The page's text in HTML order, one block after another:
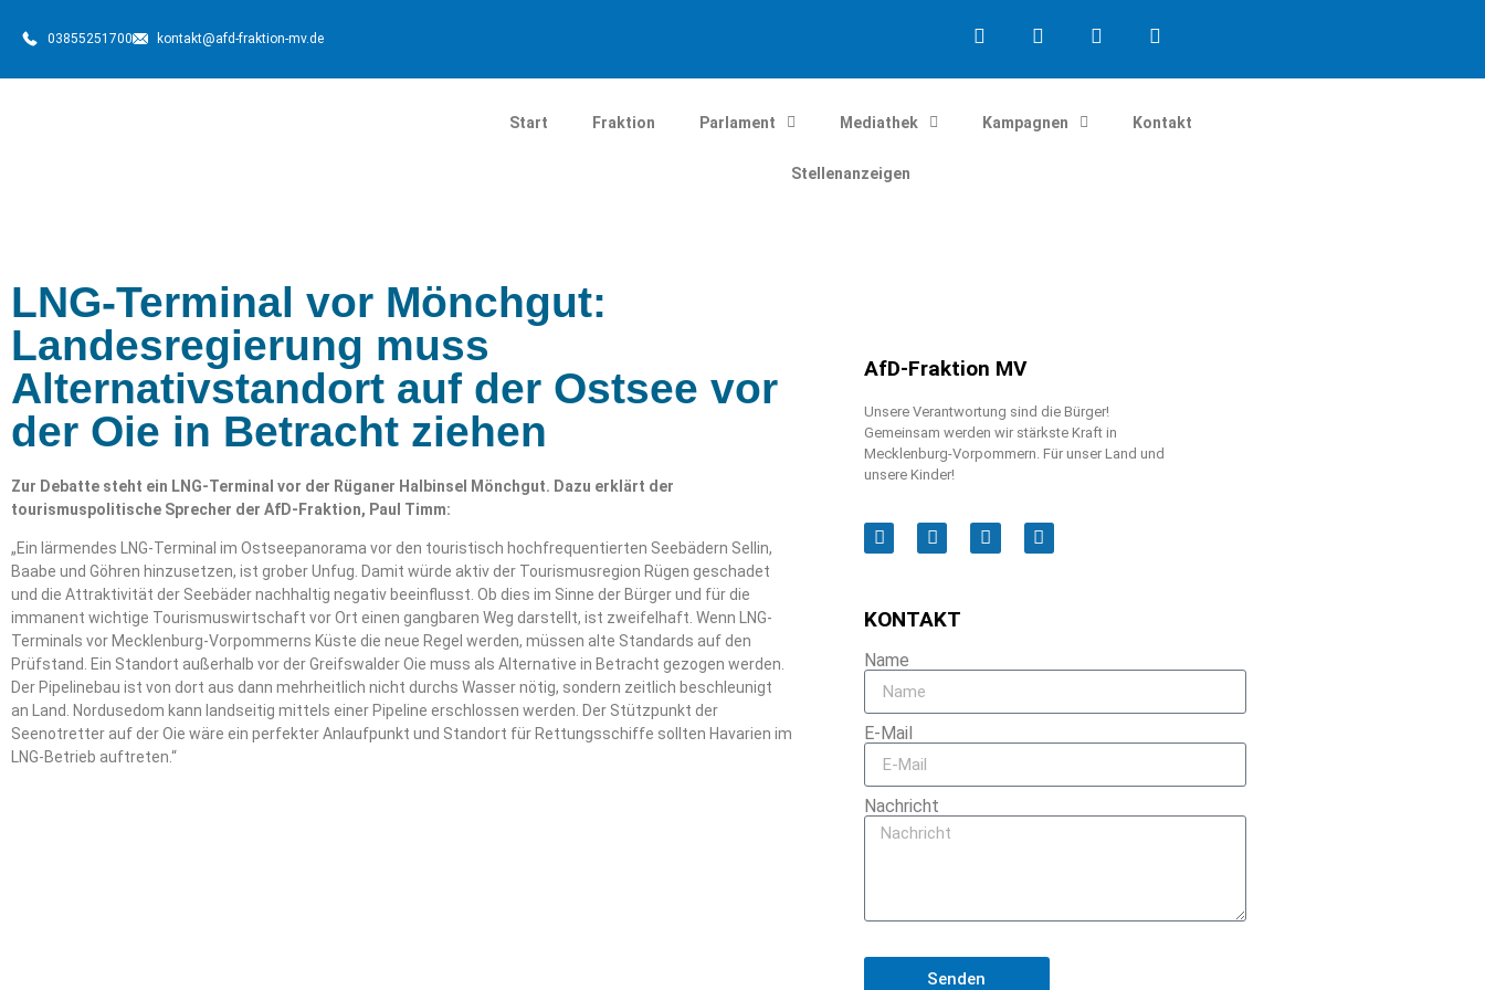
03855251700 kontakt@afd-fraktion-mv.de
Start Fraktion Parlament Mediathek Kampagnen Kontakt
Stellenanzeigen
LNG-Terminal vor Mönchgut:
Landesregierung muss
Alternativstandort auf der Ostsee vor
der Oie in Betracht ziehen
Zur Debatte steht ein LNG-Terminal vor der Rüganer Halbinsel Mönchgut. Dazu erklärt der
tourismuspolitische Sprecher der AfD-Fraktion, Paul Timm:
„Ein lärmendes LNG-Terminal im Ostseepanorama vor den touristisch hochfrequentierten Seebädern Sellin,
Baabe und Göhren hinzusetzen, ist grober Unfug. Damit würde aktiv der Tourismusregion Rügen geschadet
und die Attraktivität der Seebäder nachhaltig negativ beeinflusst. Ob dies im Sinne der Bürger und für die
immanent wichtige Tourismuswirtschaft vor Ort einen gangbaren Weg darstellt, ist zweifelhaft. Wenn LNG-
Terminals vor Mecklenburg-Vorpommerns Küste die neue Regel werden, müssen alte Standards auf den
Prüfstand. Ein Standort außerhalb vor der Greifswalder Oie muss als Alternative in Betracht gezogen werden.
Der Pipelinebau ist von dort aus dann mehrheitlich nicht durchs Wasser nötig, sondern zeitlich beschleunigt
an Land. Nordusedom kann landseitig mittels einer Pipeline erschlossen werden. Der Stützpunkt der
Seenotretter auf der Oie wäre ein perfekter Anlaufpunkt und Standort für Rettungsschiffe sollten Havarien im
LNG-Betrieb auftreten.“
AfD-Fraktion MV
Unsere Verantwortung sind die Bürger!
Gemeinsam werden wir stärkste Kraft in
Mecklenburg-Vorpommern. Für unser Land und
unsere Kinder!
KONTAKT
Name
E-Mail
Nachricht
Senden